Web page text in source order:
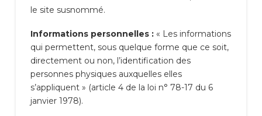
le site susnommé.
Informations personnelles :« Les informations
qui permettent, sous quelque forme que ce soit,
directement ou non, l’identification des
personnes physiques auxquelles elles
s’appliquent » (article 4 de la loi n° 78-17 du 6
janvier 1978).